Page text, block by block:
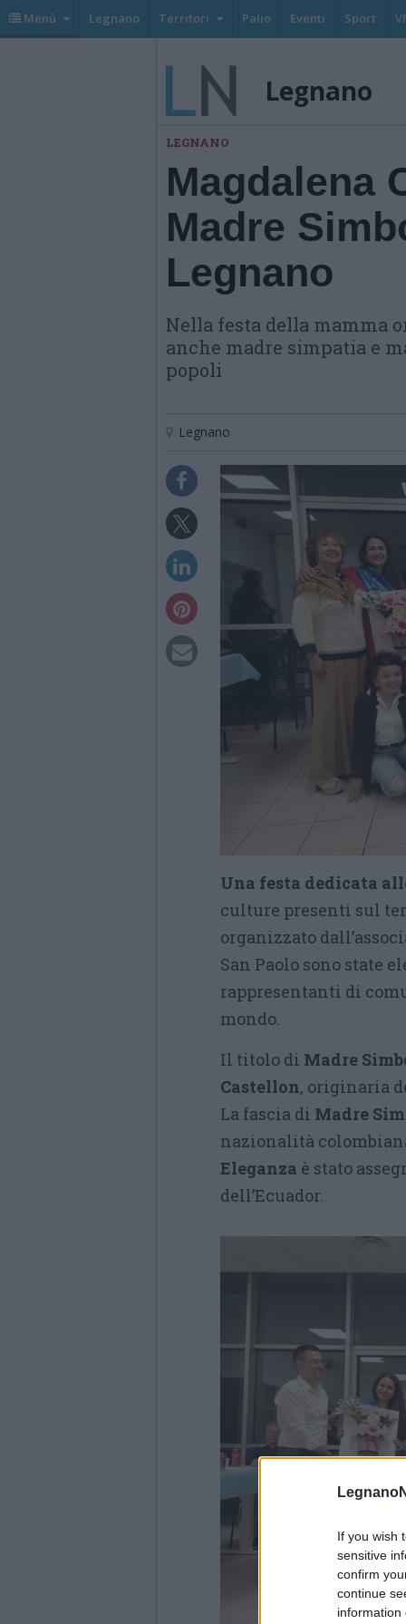
If you wish
sensitive
confirm
continue
information
Menù Legnano Territori Palio Eventi Sport
Legnano
LEGNANO
Magdalena
Madre
Legnano
Nella festa della mamma
anche madre simpatia e
popoli
Legnano
Una festa dedicata
culture presenti sul
organizzato
San Paolo sono state
rappresentanti di
mondo.
Il titolo di Madre
Castellon, originaria
La fascia di Madre
nazionalità
Eleganza è stato
dell’Ecuador.